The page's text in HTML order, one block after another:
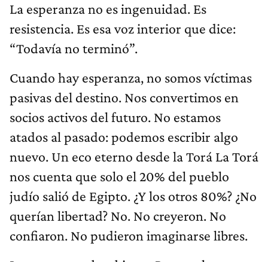
La esperanza no es ingenuidad. Es
resistencia. Es esa voz interior que dice:
“Todavía no terminó”.
Cuando hay esperanza, no somos víctimas
pasivas del destino. Nos convertimos en
socios activos del futuro. No estamos
atados al pasado: podemos escribir algo
nuevo. Un eco eterno desde la Torá La Torá
nos cuenta que solo el 20% del pueblo
judío salió de Egipto. ¿Y los otros 80%? ¿No
querían libertad? No. No creyeron. No
confiaron. No pudieron imaginarse libres.